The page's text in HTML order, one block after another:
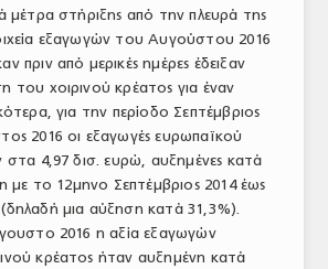
μέτρα στήριξης από την πλευρά της
εξαγωγών του Αυγούστου 2016
πριν από μερικές ημέρες έδειξαν
του χοιρινού κρέατος για έναν
για την περίοδο Σεπτέμβριος
2016 οι εξαγωγές ευρωπαϊκού
στα 4,97 δισ. ευρώ, αυξημένες κατά
με το 12μηνο Σεπτέμβριος 2014 έως
μια αύξηση κατά 31,3%).
2016 η αξία εξαγωγών
κρέατος ήταν αυξημένη κατά